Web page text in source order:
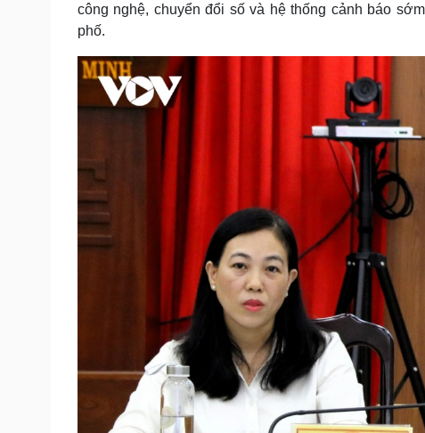
công nghệ, chuyển đổi số và hệ thống cảnh báo
phố.